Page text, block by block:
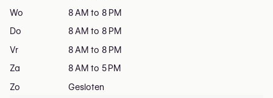
Wo
8 AM to 8 PM
Do
8 AM to 8 PM
Vr
8 AM to 8 PM
Za
8 AM to 5 PM
Zo
Gesloten